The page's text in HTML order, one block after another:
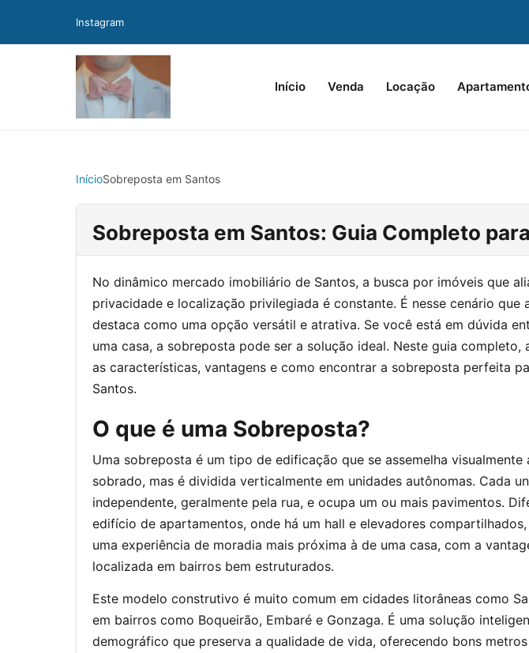
Instagram
Início Venda Locação
InícioSobreposta em Santos
Sobreposta em Santos: Guia Completo
No dinâmico mercado imobiliário de Santos, a busca por imóveis que
privacidade e localização privilegiada é constante. É nesse cenário que
destaca como uma opção versátil e atrativa. Se você está em dúvida
uma casa, a sobreposta pode ser a solução ideal. Neste guia completo,
as características, vantagens e como encontrar a sobreposta perfeita
Santos.
O que é uma Sobreposta?
Uma sobreposta é um tipo de edificação que se assemelha visualmente
sobrado, mas é dividida verticalmente em unidades autônomas. Cada
independente, geralmente pela rua, e ocupa um ou mais pavimentos.
edifício de apartamentos, onde há um hall e elevadores
uma experiência de moradia mais próxima à de uma casa, com a
localizada em bairros bem estruturados.
Este modelo construtivo é muito comum em cidades litorâneas como
em bairros como Boqueirão, Embaré e Gonzaga. É uma solução
demográfico que preserva a qualidade de vida, oferecendo bons